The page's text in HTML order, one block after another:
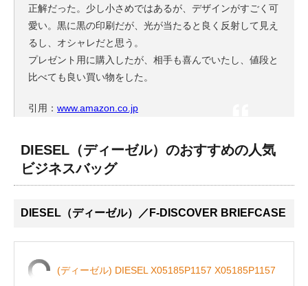
正解だった。少し小さめではあるが、デザインがすごく可
愛い。黒に黒の印刷だが、光が当たると良く反射して見え
るし、オシャレだと思う。
プレゼント用に購入したが、相手も喜んでいたし、値段と
比べても良い買い物をした。
引用： www.amazon.co.jp
DIESEL（ディーゼル）のおすすめの人気
ビジネスバッグ
DIESEL（ディーゼル）／F-DISCOVER BRIEFCASE
(ディーゼル) DIESEL X05185P1157 X05185P1157